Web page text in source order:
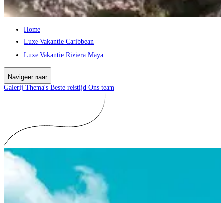
Home
Luxe Vakantie Caribbean
Luxe Vakantie Riviera Maya
Navigeer naar
Galerij Thema's Beste reistijd Ons team